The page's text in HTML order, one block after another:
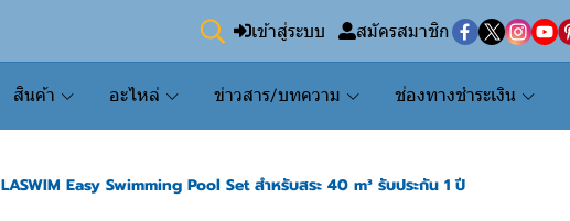
เข้าสู่ระบบ สมัครสมาชิก
สินค้า อะไหล่ ข่าวสาร/บทความ ช่องทางชำระเงิน
LASWIM Easy Swimming Pool Set สำหรับสระ 40 m³ รับประกัน 1 ปี